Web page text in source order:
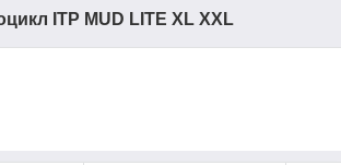
ITP MUD LITE XL XXL